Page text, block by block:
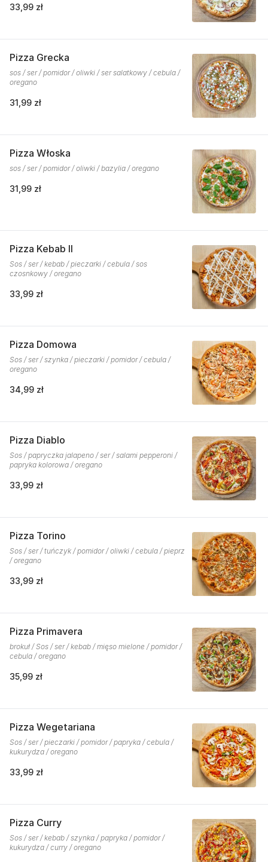
33,99 zł
Pizza Grecka
sos / ser / pomidor / oliwki / ser salatkowy / cebula /
oregano
31,99 zł
Pizza Włoska
sos / ser / pomidor / oliwki / bazylia / oregano
31,99 zł
Pizza Kebab II
Sos / ser / kebab / pieczarki / cebula / sos
czosnkowy / oregano
33,99 zł
Pizza Domowa
Sos / ser / szynka / pieczarki / pomidor / cebula /
oregano
34,99 zł
Pizza Diablo
Sos / papryczka jalapeno / ser / salami pepperoni /
papryka kolorowa / oregano
33,99 zł
Pizza Torino
Sos / ser / tuńczyk / pomidor / oliwki / cebula / pieprz
/ oregano
33,99 zł
Pizza Primavera
brokuł / Sos / ser / kebab / mięso mielone / pomidor /
cebula / oregano
35,99 zł
Pizza Wegetariana
Sos / ser / pieczarki / pomidor / papryka / cebula /
kukurydza / oregano
33,99 zł
Pizza Curry
Sos / ser / kebab / szynka / papryka / pomidor /
kukurydza / curry / oregano